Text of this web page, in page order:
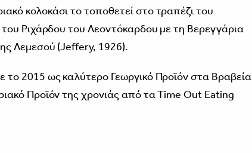
κολοκάσι το τοποθετεί στο τραπέζι του
Ριχάρδου του Λεοντόκαρδου με τη Βερεγγάρια
Λεμεσού (Jeffery, 1926).
2015 ως καλύτερο Γεωργικό Προϊόν στα Βραβεία
Προϊόν της χρονιάς από τα Time Out Eating